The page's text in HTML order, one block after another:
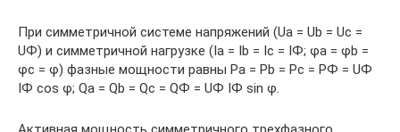
При симметричной системе напряжений (Ua = Ub = Uc =
UФ) и симметричной нагрузке (Ia = Ib = Ic = IФ; φa = φb =
φc = φ) фазные мощности равны Pa = Pb = Pc = PФ = UФ
IФ cos φ; Qa = Qb = Qc = QФ = UФ IФ sin φ.